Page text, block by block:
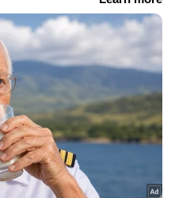
സമഗ്രമായ
ഒരൊറ്റ സ്ഥലത്ത്.
ലഭിക്കാൻ